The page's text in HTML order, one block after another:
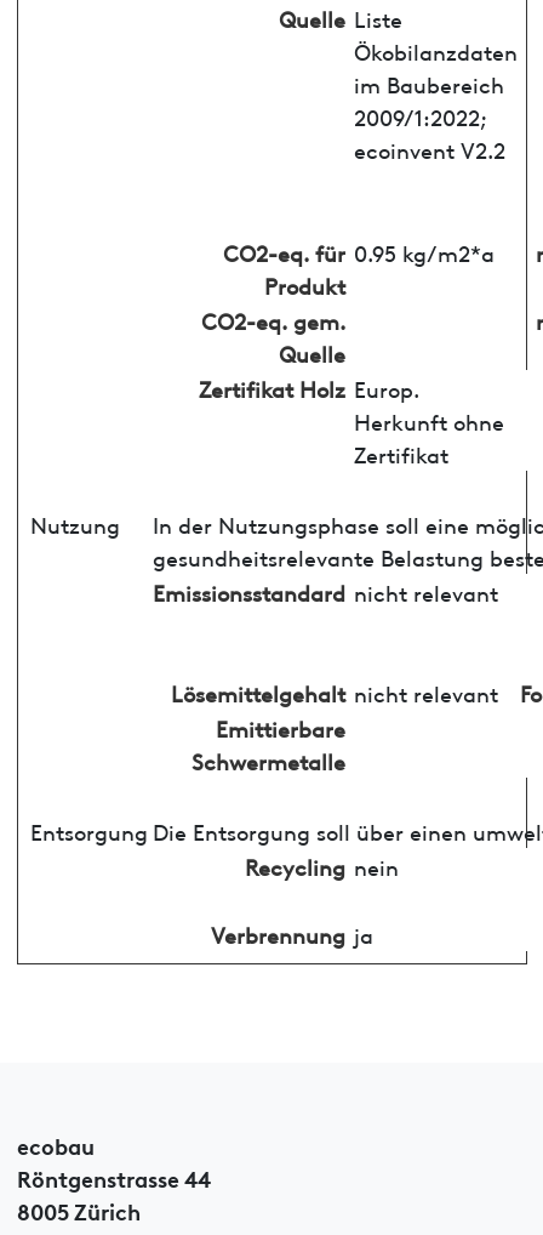
Quelle Liste
Ökobilanzdaten
im Baubereich
2009/1:2022;
ecoinvent V2.2
CO2-eq. für
Produkt
0.95 kg/m2*a
CO2-eq. gem.
Quelle
Zertifikat Holz Europ.
Herkunft ohne
Zertifikat
Nutzung
In der Nutzungsphase soll eine
gesundheitsrelevante Belastung
Emissionsstandard nicht relevant
Lösemittelgehalt nicht relevant
Emittierbare
Schwermetalle
Entsorgung Die Entsorgung soll über einen
Recycling nein
Verbrennung ja
ecobau
Röntgenstrasse 44
8005 Zürich